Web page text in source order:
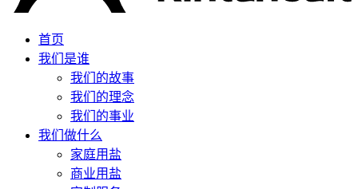
首页
我们是谁
我们的故事
我们的理念
我们的事业
我们做什么
家庭用盐
商业用盐